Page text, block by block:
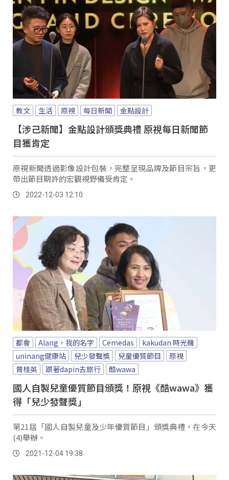
教文 生活 原視 每日新聞 金點設計
【涉己新聞】金點設計頒獎典禮 原視每日新聞節
目獲肯定
原視新聞透過影像設計包裝，完整呈現品牌及節目宗旨，更
帶出節目期許的宏觀視野備受肯定。
2022-12-03 12:10
都會 Alang，我的名字 Cemedas
kakudan 時光機
uninang健康站
兒少發聲獎 兒童優質節目
原視
曾桂英
跟著dapin去旅行 酷wawa
國人自製兒童優質節目頒獎！原視《酷wawa》獲
得「兒少發聲獎」
第21屆「國人自製兒童及少年優質節目」頒獎典禮，在今天
(4)舉辦。
2021-12-04 19:38